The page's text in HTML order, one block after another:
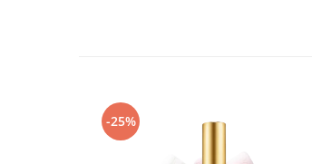
-25%